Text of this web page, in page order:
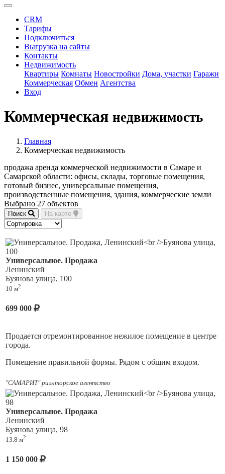
CRM
Тарифы
Подключиться
Выгрузка на сайты
Контакты
Недвижимость
Квартиры Комнаты Новостройки Дома, участки Гаражи
Коммерческая Обмен Агентства
Вход
Коммерческая недвижимость
Главная
Коммерческая недвижимость
продажа аренда коммерческой недвижимости в Самаре и
Самарской области: офисы, склады, торговые помещения,
готовый бизнес, универсальные помещения,
производственные помещения, здания, коммерческие земли
Выбрано 27 объектов
Поиск На карте
Универсальное. Продажа
Ленинский
Буянова улица, 100
10 м2
699 000
Продается отремонтированное нежилое помещение в центре
города.
Помещение правильной формы. Рядом с общим входом.
Отлично подойдет для офиса, салона красоты, мастерской
или источник дохода от аренды.
1 линия. Рядом Пятерочка. Высокий пешеходный и
автомобильный трафик.
Постоянный доступ 24/7.
"САМАРИТ" риэлторское агентство
Универсальное. Продажа
Ленинский
Буянова улица, 98
13.8 м2
1 150 000